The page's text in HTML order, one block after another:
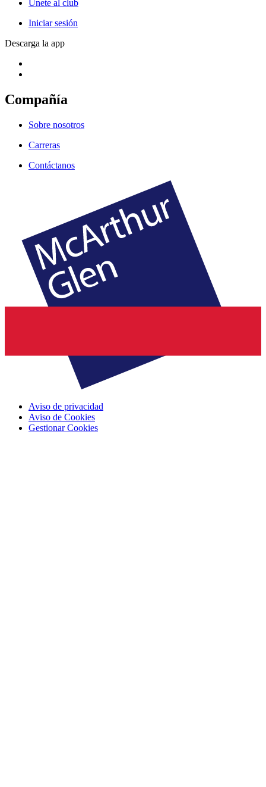
Únete al club
Iniciar sesión
Descarga la app
Compañía
Sobre nosotros
Carreras
Contáctanos
Aviso de privacidad
Aviso de Cookies
Gestionar Cookies